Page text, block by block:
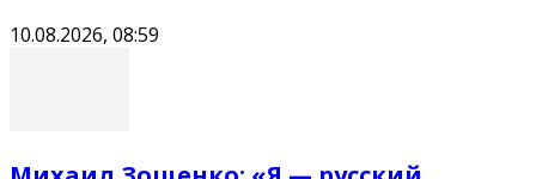
10.08.2026, 08:59